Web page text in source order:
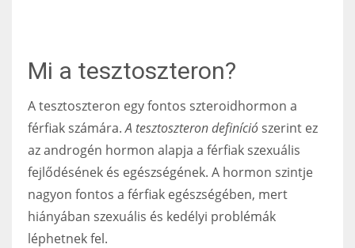
Mi a tesztoszteron?
A tesztoszteron egy fontos szteroidhormon a
férfiak számára.A tesztoszteron definíció szerint ez
az androgén hormon alapja a férfiak szexuális
fejlődésének és egészségének. A hormon szintje
nagyon fontos a férfiak egészségében, mert
hiányában szexuális és kedélyi problémák
léphetnek fel.